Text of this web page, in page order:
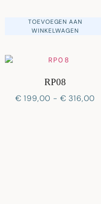
TOEVOEGEN AAN
WINKELWAGEN
RP08
€ 199,00 - € 316,00